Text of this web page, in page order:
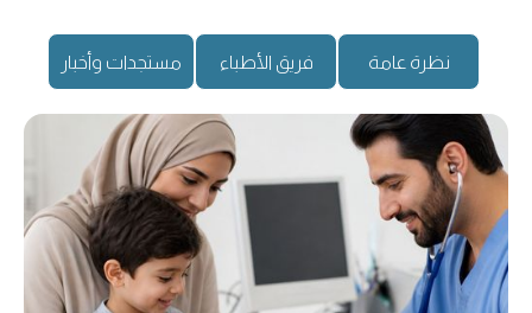
نظرة عامة فريق الأطباء مستجدات وأخبار